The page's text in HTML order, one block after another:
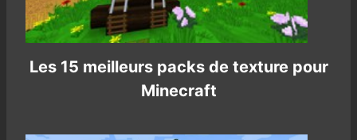
Les 15 meilleurs packs de texture pour
Minecraft